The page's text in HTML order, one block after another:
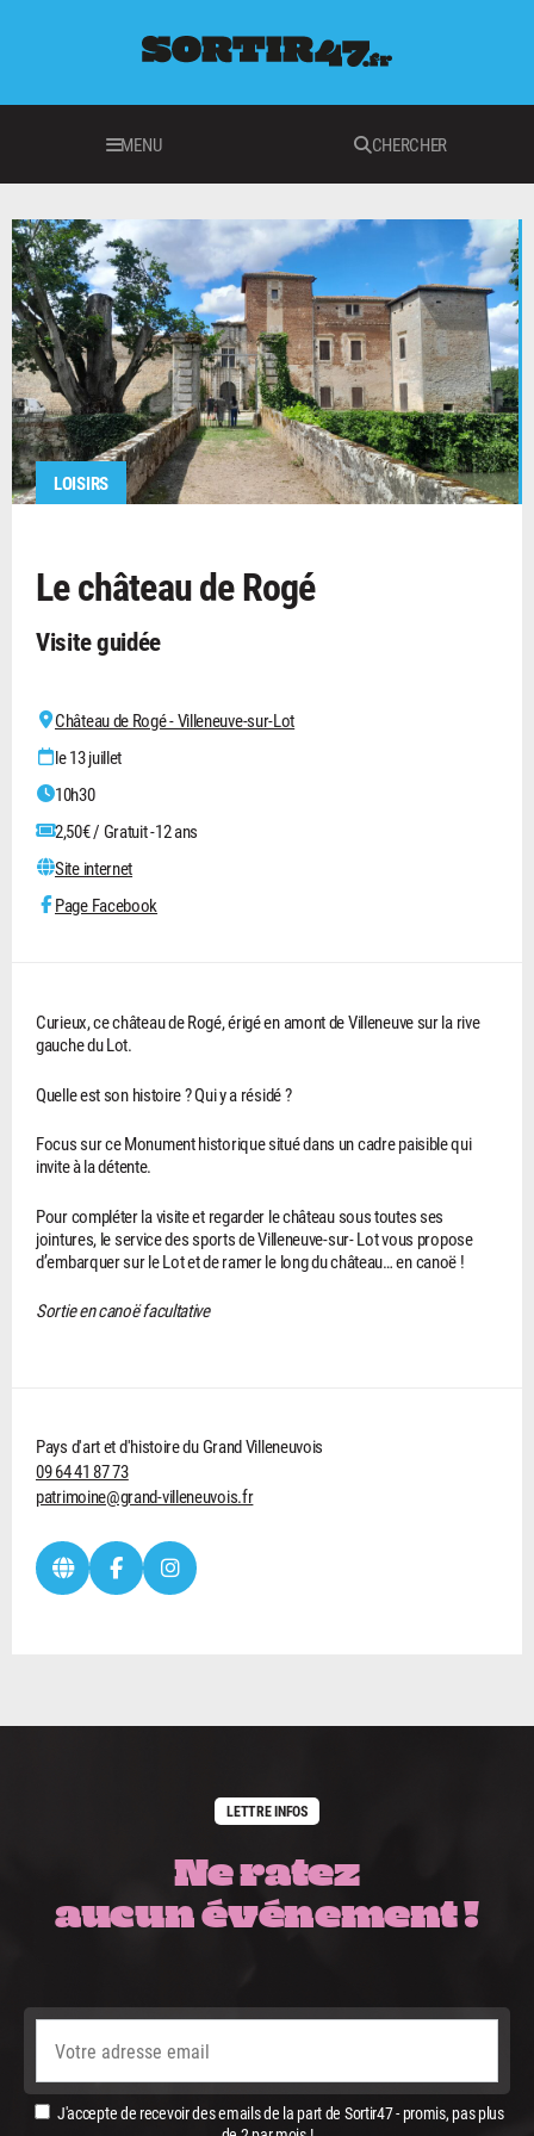
MENU CHERCHER
LOISIRS
Le château de Rogé
Visite guidée
Château de Rogé - Villeneuve-sur-Lot
le 13 juillet
10h30
2,50€ / Gratuit -12 ans
Site internet
Page Facebook
Curieux, ce château de Rogé, érigé en amont de Villeneuve sur la rive
gauche du Lot.
Quelle est son histoire ? Qui y a résidé ?
Focus sur ce Monument historique situé dans un cadre paisible qui
invite à la détente.
Pour compléter la visite et regarder le château sous toutes ses
jointures, le service des sports de Villeneuve-sur- Lot vous propose
d’embarquer sur le Lot et de ramer le long du château… en canoë !
Sortie en canoë facultative
Pays d'art et d'histoire du Grand Villeneuvois
09 64 41 87 73
patrimoine@grand-villeneuvois.fr
LETTRE INFOS
Ne ratez
aucun événement !
J'accepte de recevoir des emails de la part de Sortir47 - promis, pas plus